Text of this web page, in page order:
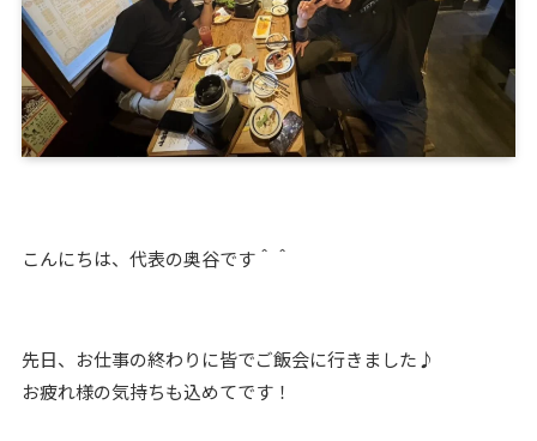
こんにちは、代表の奥谷です＾＾
先日、お仕事の終わりに皆でご飯会に行きました♪
お疲れ様の気持ちも込めてです！